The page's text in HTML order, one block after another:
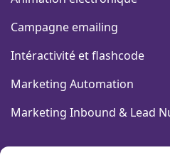
Campagne emailing
Intéractivité et flashcode
Marketing Automation
Marketing Inbound & Lead